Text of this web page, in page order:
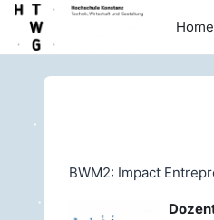
Vai al contenuto principale
Home
BWM2: Impact